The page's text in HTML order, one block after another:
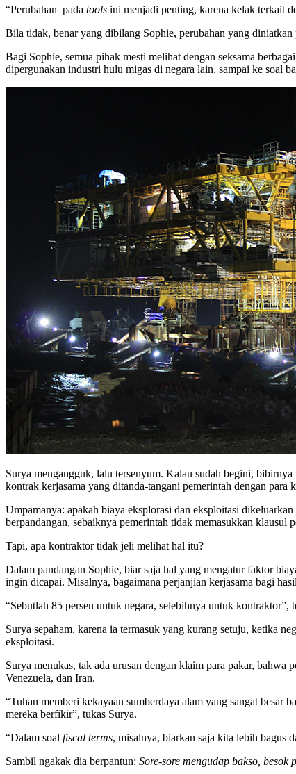
“Perubahan pada tools ini menjadi penting, karena kelak terkait
Bila tidak, benar yang dibilang Sophie, perubahan yang
Bagi Sophie, semua pihak mesti melihat dengan seksama
dipergunakan industri hulu migas di negara lain, sampai ke soal
Surya mengangguk, lalu tersenyum. Kalau sudah begini,
kontrak kerjasama yang ditanda-tangani pemerintah dengan
Umpamanya: apakah biaya eksplorasi dan eksploitasi
berpandangan, sebaiknya pemerintah tidak memasukkan klausul
Tapi, apa kontraktor tidak jeli melihat hal itu?
Dalam pandangan Sophie, biar saja hal yang mengatur faktor
ingin dicapai. Misalnya, bagaimana perjanjian kerjasama bagi
“Sebutlah 85 persen untuk negara, selebihnya untuk kontraktor”,
Surya sepaham, karena ia termasuk yang kurang setuju, ketika
eksploitasi.
Surya menukas, tak ada urusan dengan klaim para pakar, bahwa
Venezuela, dan Iran.
“Tuhan memberi kekayaan sumberdaya alam yang sangat besar
mereka berfikir”, tukas Surya.
“Dalam soal fiscal terms, misalnya, biarkan saja kita lebih bagus
Sambil ngakak dia berpantun: Sore-sore mengudap bakso,